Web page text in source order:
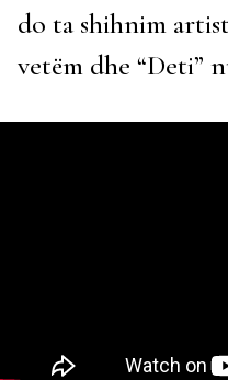
do ta shihnim
vetëm dhe “Deti”